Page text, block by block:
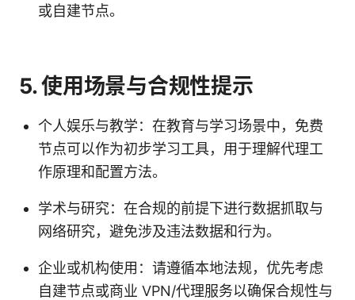
或自建节点。
5. 使用场景与合规性提示
个人娱乐与教学：在教育与学习场景中，免费
节点可以作为初步学习工具，用于理解代理工
作原理和配置方法。
学术与研究：在合规的前提下进行数据抓取与
网络研究，避免涉及违法数据和行为。
企业或机构使用：请遵循本地法规，优先考虑
自建节点或商业 VPN/代理服务以确保合规性与